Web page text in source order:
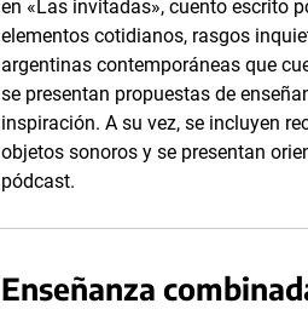
en «Las invitadas», cuento escrito
elementos cotidianos, rasgos
argentinas contemporáneas que
se presentan propuestas de
inspiración. A su vez, se incluyen
objetos sonoros y se presentan
pódcast.
Enseñanza